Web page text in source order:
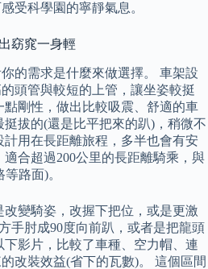
受科學園的寧靜氣息。
窈窕一身輕
的需求是什麼來做選擇。 車架設
頭管與較短的上管，讓坐姿較挺
剛性，做出比較吸震、舒適的車
拔的(還是比平把來的趴)，稍微不
用在長距離旅程，多半也會有安
合超過200公里的長距離騎乘，與
路面)。
改變騎姿，改握下把位，或是更激
手肘成90度向前趴，或者是把龍頭
影片，比較了車種、空力帽、連
改裝效益(省下的瓦數)。 這個區間